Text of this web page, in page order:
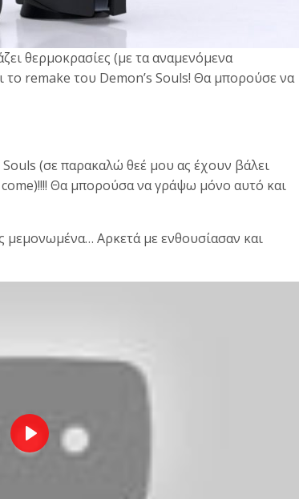
θερμοκρασίες (με τα αναμενόμενα
remake του Demon’s Souls! Θα μπορούσε να
(σε παρακαλώ θεέ μου ας έχουν βάλει
Θα μπορούσα να γράψω μόνο αυτό και
μεμονωμένα… Αρκετά με ενθουσίασαν και
P